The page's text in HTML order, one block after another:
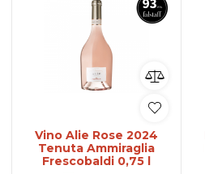
Vino Alie Rose 2024
Tenuta Ammiraglia
Frescobaldi 0,75 l